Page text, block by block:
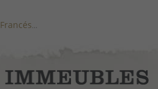
Francés...